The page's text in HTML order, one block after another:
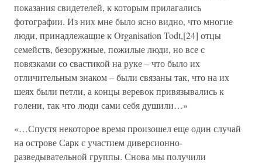
показания свидетелей, к которым прилагались
фотографии. Из них мне было ясно видно, что многие
люди, принадлежащие к Organisation Todt,[24] отцы
семейств, безоружные, пожилые люди, но все с
повязками со свастикой на руке – что было их
отличительным знаком – были связаны так, что на их
шеях были петли, а концы веревок привязывались к
голени, так что люди сами себя душили…»
«…Спустя некоторое время произошел еще один случай
на острове Сарк с участием диверсионно-
разведывательной группы. Снова мы получили